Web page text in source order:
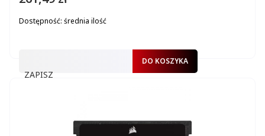
Dostępność: średnia ilość
ZAPISZ
DO KOSZYKA